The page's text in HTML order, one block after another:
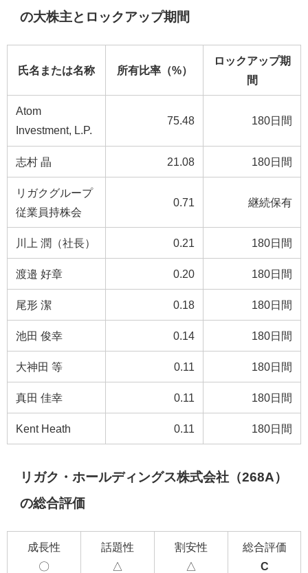
の大株主とロックアップ期間
氏名または名称 所有比率（%）
ロックアップ期
間
Atom
Investment, L.P.
75.48 180日間
志村 晶 21.08 180日間
リガクグループ
従業員持株会
0.71 継続保有
川上 潤（社長） 0.21 180日間
渡邉 好章 0.20 180日間
尾形 潔 0.18 180日間
池田 俊幸 0.14 180日間
大神田 等 0.11 180日間
真田 佳幸 0.11 180日間
Kent Heath 0.11 180日間
リガク・ホールディングス株式会社（268A）
の総合評価
成長性
〇
話題性
△
割安性
△
総合評価
C